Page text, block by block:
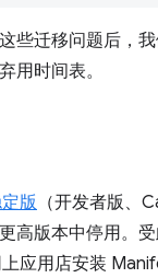
些迁移问题后，
用时间表。
版 （开发者版、
高版本中停用。
应用店安装